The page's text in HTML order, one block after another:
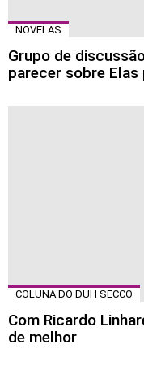
NOVELAS
Grupo de
parecer sobre Elas
COLUNA DO DUH SECCO
Com Ricardo
de melhor